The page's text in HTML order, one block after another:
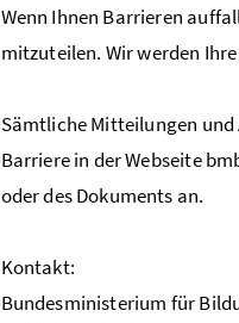
Wenn Ihnen Barrieren
mitzuteilen. Wir werden
Sämtliche Mitteilungen und
Barriere in der Webseite
oder des Dokuments an.
Kontakt:
Bundesministerium für